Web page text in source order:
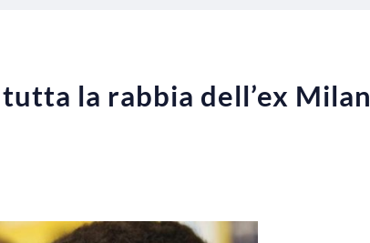
la rabbia dell’ex Milan